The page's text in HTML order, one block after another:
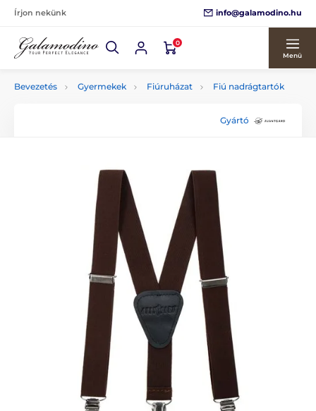
Írjon nekünk info@galamodino.hu
0
Menü
Bevezetés Gyermekek Fiúruházat Fiú nadrágtartók
Gyártó